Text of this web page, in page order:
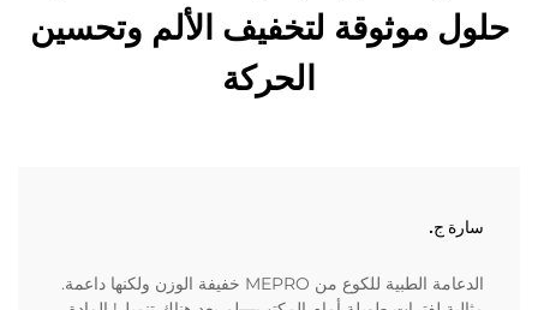
حلول موثوقة لتخفيف الألم وتحسين
الحركة
سارة ج.
الدعامة الطبية للكوع من MEPRO خفيفة الوزن ولكنها داعمة.